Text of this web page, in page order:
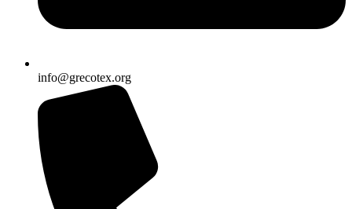
info@grecotex.org